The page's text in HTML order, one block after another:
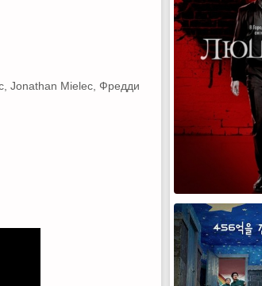
Jonathan Mielec, Фредди